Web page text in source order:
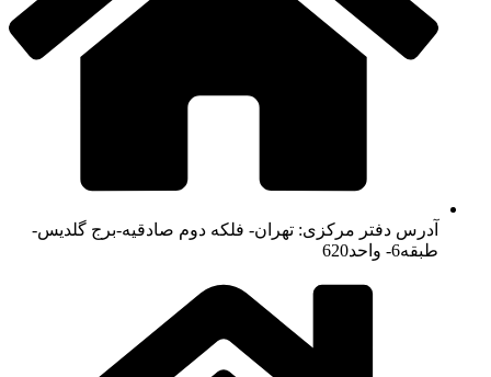
آدرس دفتر مرکزی: تهران- فلکه دوم صادقیه-برج گلدیس-
طبقه6- واحد620